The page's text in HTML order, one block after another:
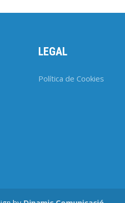
LEGAL
Política de Cookies